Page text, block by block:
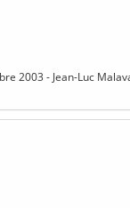
2003 - Jean-Luc